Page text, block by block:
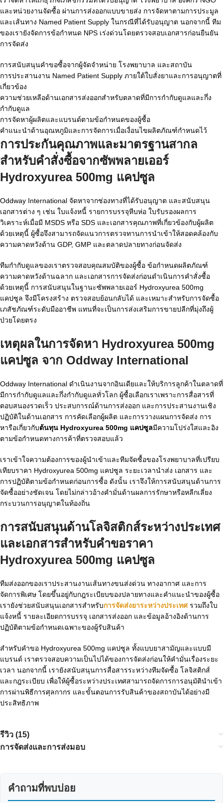
และหน่วยงานจัดซื้อ ผ่านการส่งออกแบบขายส่ง การจัดหาตามการประมูล
และเส้นทาง Named Patient Supply ในกรณีที่ได้รับอนุญาต นอกจากนี้ ทีม
ของเรายังจัดการข้อกำหนด NPS เร่งด่วนโดยตรวจสอบเอกสารก่อนยืนยัน
การจัดส่ง
การสนับสนุนคำขอซื้อจากผู้จัดจำหน่าย โรงพยาบาล และสถาบัน
การประสานงาน Named Patient Supply ภายใต้ใบสั่งยาและการอนุญาตที่
เกี่ยวข้อง
ความช่วยเหลือด้านเอกสารส่งออกสำหรับตลาดที่มีการกำกับดูแลและกึ่ง
กำกับดูแล
การจัดหาผู้ผลิตและแบรนด์ตามข้อกำหนดของผู้ซื้อ
คำแนะนำด้านอุณหภูมิและการจัดการเมื่อเงื่อนไขผลิตภัณฑ์กำหนดไว้
การประกันคุณภาพและมาตรฐานสากล
สำหรับคำสั่งซื้อจากซัพพลายเออร์
Hydroxyurea 500mg แคปซูล
Oddway International จัดหาจากช่องทางที่ได้รับอนุญาต และสนับสนุน
เอกสารต่าง ๆ เช่น ใบแจ้งหนี้ รายการบรรจุหีบห่อ ใบรับรองผลการ
วิเคราะห์เมื่อมี MSDS หรือ SDS และเอกสารคุณภาพที่เกี่ยวข้องกับผู้ผลิต
ด้วยเหตุนี้ ผู้ซื้อจึงสามารถจัดแนวการตรวจทานการนำเข้าให้สอดคล้องกับ
ความคาดหวังด้าน GDP, GMP และตลาดปลายทางก่อนจัดส่ง
ทีมกำกับดูแลของเราตรวจสอบคุณสมบัติของผู้ซื้อ ข้อกำหนดผลิตภัณฑ์
ความคาดหวังด้านฉลาก และเอกสารการจัดส่งก่อนดำเนินการคำสั่งซื้อ
ด้วยเหตุนี้ การสนับสนุนในฐานะซัพพลายเออร์ Hydroxyurea 500mg
แคปซูล จึงมีโครงสร้าง ตรวจสอบย้อนกลับได้ และเหมาะสำหรับการจัดซื้อ
เภสัชภัณฑ์ระดับมืออาชีพ แทนที่จะเป็นการส่งเสริมการขายปลีกที่มุ่งถึงผู้
ป่วยโดยตรง
เหตุผลในการจัดหา Hydroxyurea 500mg
แคปซูล จาก Oddway International
Oddway International ดำเนินงานจากอินเดียและให้บริการลูกค้าในตลาดที่
มีการกำกับดูแลและกึ่งกำกับดูแลทั่วโลก ผู้ซื้อเลือกเราเพราะการสื่อสารที่
ตอบสนองรวดเร็ว ประสบการณ์ด้านการส่งออก และการประสานงานเชิง
ปฏิบัติในด้านเอกสาร การคัดเลือกผู้ผลิต และการวางแผนการจัดส่ง การ
หารือเกี่ยวกับต้นทุน Hydroxyurea 500mg แคปซูลมีความโปร่งใสและอิง
ตามข้อกำหนดทางการค้าที่ตรวจสอบแล้ว
เราเข้าใจความต้องการของผู้นำเข้าและทีมจัดซื้อของโรงพยาบาลที่เปรียบ
เทียบราคา Hydroxyurea 500mg แคปซูล ระยะเวลานำส่ง เอกสาร และ
การปฏิบัติตามข้อกำหนดก่อนการซื้อ ดังนั้น เราจึงให้การสนับสนุนด้านการ
จัดซื้ออย่างชัดเจน โดยไม่กล่าวอ้างคำมั่นด้านผลการรักษาหรือหลีกเลี่ยง
กระบวนการอนุญาตในท้องถิ่น
การสนับสนุนด้านโลจิสติกส์ระหว่างประเทศ
และเอกสารสำหรับคำขอราคา
Hydroxyurea 500mg แคปซูล
ทีมส่งออกของเราประสานงานเส้นทางขนส่งด่วน ทางอากาศ และการ
จัดการพิเศษ โดยขึ้นอยู่กับกฎระเบียบของปลายทางและคำแนะนำของผู้ซื้อ
เรายังช่วยสนับสนุนเอกสารสำหรับการจัดส่งยาระหว่างประเทศรวมถึงใบ
แจ้งหนี้ รายละเอียดการบรรจุ เอกสารส่งออก และข้อมูลอ้างอิงด้านการ
ปฏิบัติตามข้อกำหนดเฉพาะของผู้รับสินค้า
สำหรับคำขอ Hydroxyurea 500mg แคปซูล ทั้งแบบยาสามัญและแบบมี
แบรนด์ เราตรวจสอบความเป็นไปได้ของการจัดส่งก่อนให้คำมั่นเรื่องระยะ
เวลา นอกจากนี้ เรายังสนับสนุนการสื่อสารระหว่างทีมจัดซื้อ โลจิสติกส์
และกฎระเบียบ เพื่อให้ผู้ซื้อระหว่างประเทศสามารถจัดการการอนุมัตินำเข้า
การผ่านพิธีการศุลกากร และขั้นตอนการรับสินค้าของสถาบันได้อย่างมี
ประสิทธิภาพ
รีวิว (15)
การจัดส่งและการส่งมอบ
คำถามที่พบบ่อย